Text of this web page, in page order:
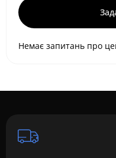
Немає запитань про